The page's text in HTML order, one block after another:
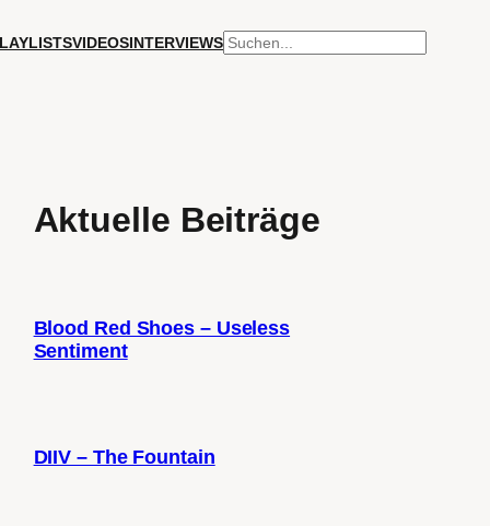
VIDEOSINTERVIEWSSUCHEN
Aktuelle Beiträge
Blood Red Shoes – Useless
Sentiment
DIIV – The Fountain